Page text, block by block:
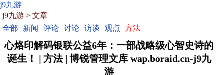
j9九游
j9九游 > 文章
全部
新闻 评论 讨论 访谈 观点 方法
心烙印解码银联公益6年：一部战略级心智史诗的
诞生！ | 方法 | 博锐管理文库 wap.boraid.cn-j9九
游